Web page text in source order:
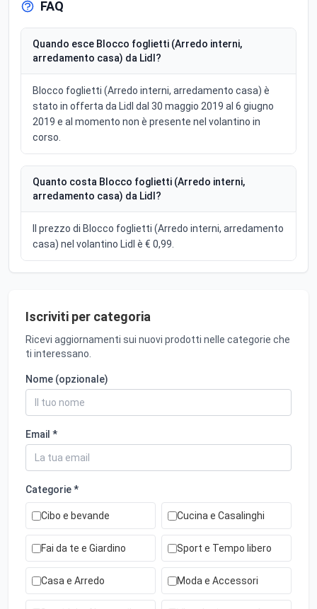
FAQ
Quando esce Blocco foglietti (Arredo interni,
arredamento casa) da Lidl?
Blocco foglietti (Arredo interni, arredamento casa) è
stato in offerta da Lidl dal 30 maggio 2019 al 6 giugno
2019 e al momento non è presente nel volantino in
corso.
Quanto costa Blocco foglietti (Arredo interni,
arredamento casa) da Lidl?
Il prezzo di Blocco foglietti (Arredo interni, arredamento
casa) nel volantino Lidl è € 0,99.
Iscriviti per categoria
Ricevi aggiornamenti sui nuovi prodotti nelle categorie che
ti interessano.
Nome (opzionale)
Email *
Categorie *
Cibo e bevande Cucina e Casalinghi
Fai da te e Giardino Sport e Tempo libero
Casa e Arredo Moda e Accessori